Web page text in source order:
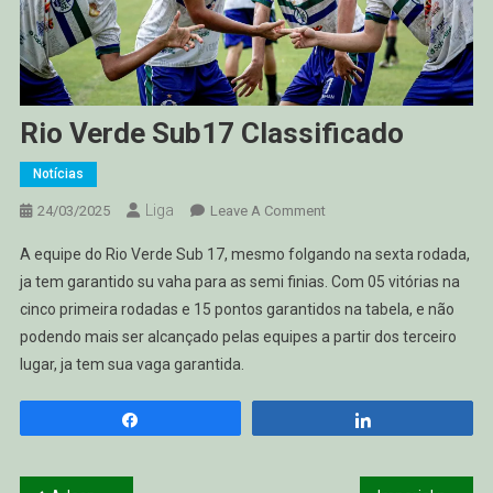
Rio Verde Sub17 Classificado
Notícias
24/03/2025 Liga Leave A CommentOn
Verde
Sub17
Classificado
A equipe do Rio Verde Sub 17, mesmo folgando na sexta rodada,
ja tem garantido su vaha para as semi finias. Com 05 vitórias na
cinco primeira rodadas e 15 pontos garantidos na tabela, e não
podendo mais ser alcançado pelas equipes a partir dos terceiro
lugar, ja tem sua vaga garantida.